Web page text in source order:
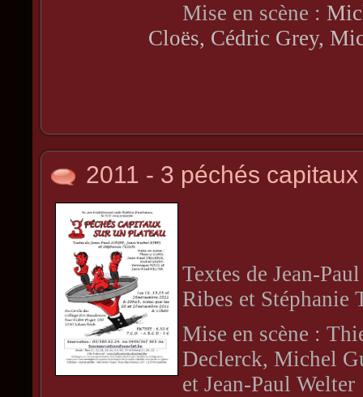
Mise en scène :
Cloës, Cédric Grey,
2011 - 3 péchés
Textes de Jean-
Ribes et Stéphanie
Mise en scène :
Declerck, Michel
et Jean-Paul Welter